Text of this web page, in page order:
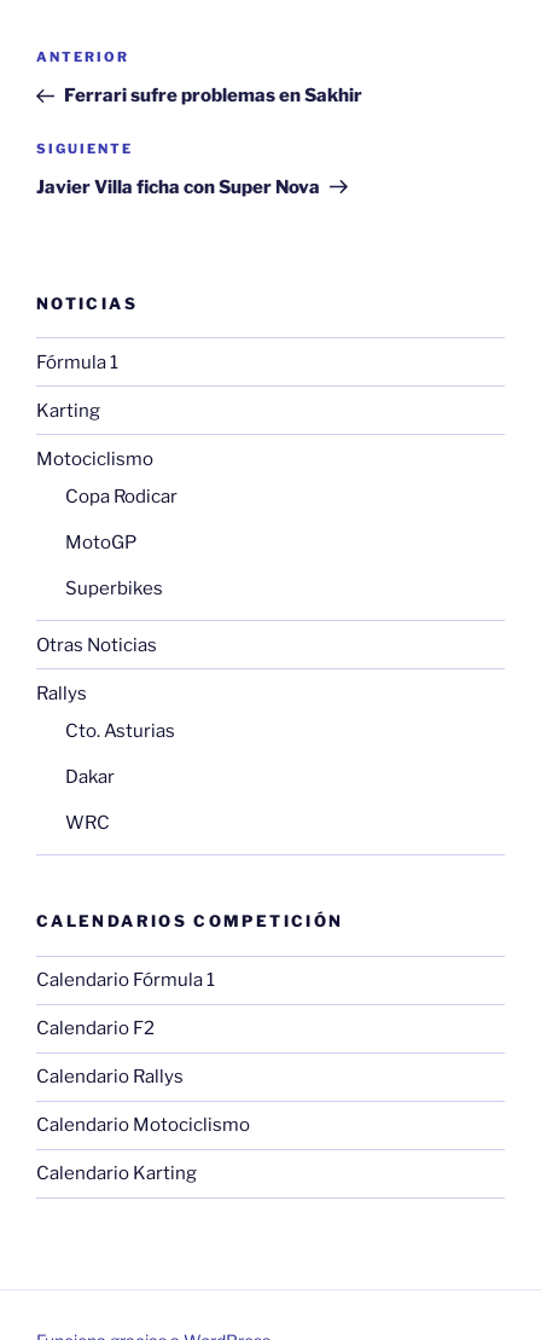
Navegación
entradas
Entrada
anterior:
ANTERIOR
Ferrari sufre problemas en Sakhir
Siguiente
entrada
SIGUIENTE
Javier Villa ficha con Super Nova
NOTICIAS
Fórmula 1
Karting
Motociclismo
Copa Rodicar
MotoGP
Superbikes
Otras Noticias
Rallys
Cto. Asturias
Dakar
WRC
CALENDARIOS COMPETICIÓN
Calendario Fórmula 1
Calendario F2
Calendario Rallys
Calendario Motociclismo
Calendario Karting